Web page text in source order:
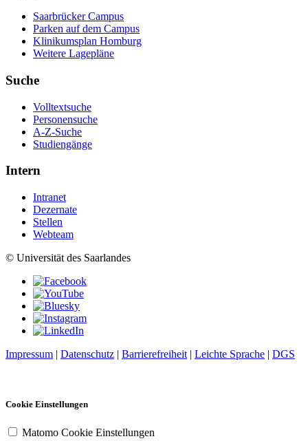
Saarbrücker Campus
Parken auf dem Campus
Klinikumsplan Homburg
Weitere Lagepläne
Suche
Volltextsuche
Personensuche
A-Z-Suche
Studiengänge
Intern
Intranet
Dezernate
Stellen
Webteam
© Universität des Saarlandes
Impressum | Datenschutz | Barrierefreiheit | Leichte Sprache | DGS
Cookie Einstellungen
Matomo Cookie Einstellungen